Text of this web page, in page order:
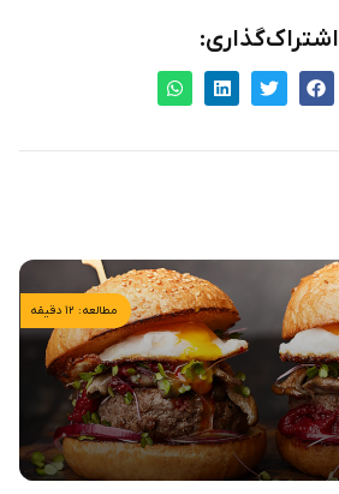
اشتراک‌گذاری:
مطالعه: ۱۲ دقیقه